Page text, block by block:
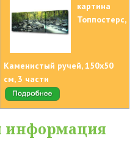
картина
Топпостерс,
Каменистый ручей, 150х50
см, 3 части
информация